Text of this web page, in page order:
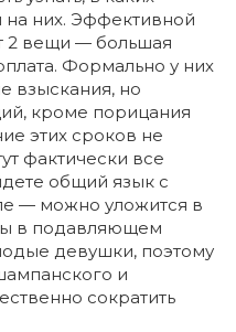
на них. Эффективной
2 вещи — большая
Формально у них
взыскания, но
кроме порицания
этих сроков не
фактически все
общий язык с
— можно уложится в
в подавляющем
девушки, поэтому
и
сократить